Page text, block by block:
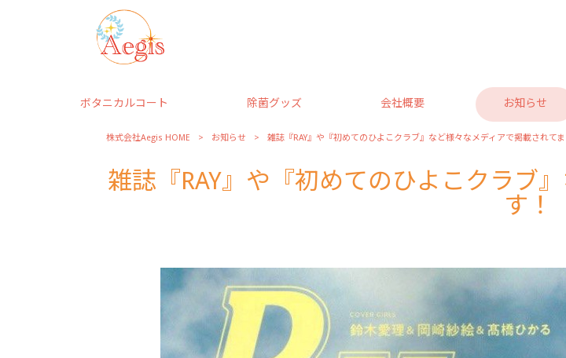
ボタニカルコート 除菌グッズ 会社概要 お知らせ
株式会社Aegis HOME > お知らせ > 雑誌『RAY』や『初めてのひよこクラブ』など様々なメディアで掲載されてま
雑誌『RAY』や『初めてのひよこクラブ
す！